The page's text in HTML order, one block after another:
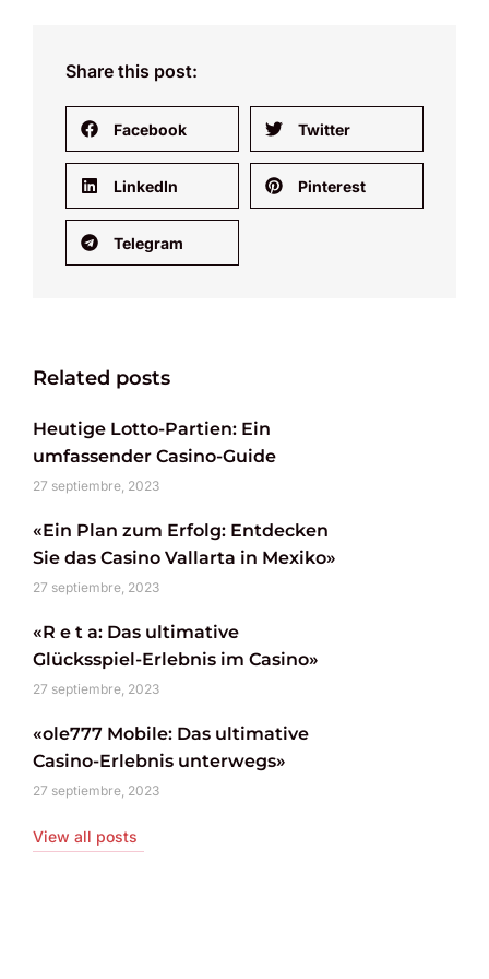
Share this post:
Facebook Twitter
LinkedIn Pinterest
Telegram
Related posts
Heutige Lotto-Partien: Ein
umfassender Casino-Guide
27 septiembre, 2023
«Ein Plan zum Erfolg: Entdecken
Sie das Casino Vallarta in Mexiko»
27 septiembre, 2023
«R e t a: Das ultimative
Glücksspiel-Erlebnis im Casino»
27 septiembre, 2023
«ole777 Mobile: Das ultimative
Casino-Erlebnis unterwegs»
27 septiembre, 2023
View all posts